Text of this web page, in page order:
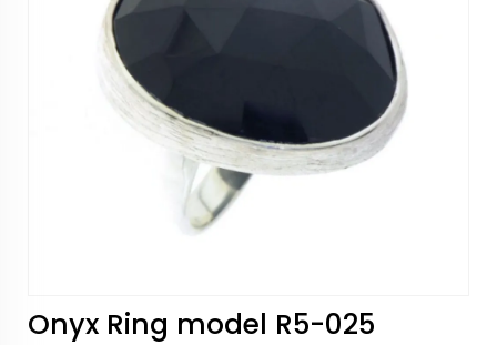
Onyx Ring model R5-025